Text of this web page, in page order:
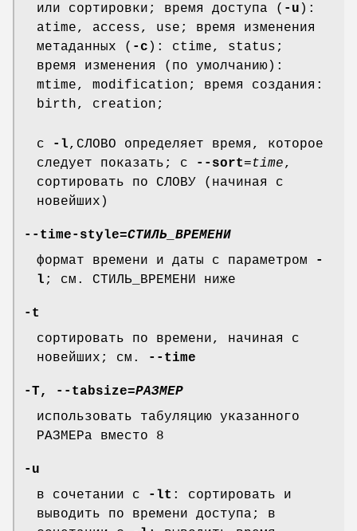
или сортировки; время доступа ( -u ):
atime, access, use; время изменения
метаданных ( -c ): ctime, status;
время изменения (по умолчанию):
mtime, modification; время создания:
birth, creation;
с -l,СЛОВО определяет время, которое
следует показать; с
--sort=time,
сортировать по СЛОВУ (начиная с
новейших)
--time-style=СТИЛЬ_ВРЕМЕНИ
формат времени и даты с параметром
-
l ; см. СТИЛЬ_ВРЕМЕНИ ниже
-t
сортировать по времени, начиная с
новейших; см.
--time
-T, --tabsize=РАЗМЕР
использовать табуляцию указанного
РАЗМЕРа вместо 8
-u
в сочетании с
-lt : сортировать и
выводить по времени доступа; в